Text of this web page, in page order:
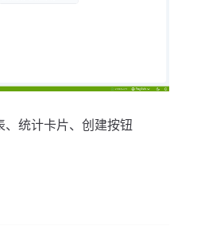
统计卡片、创建按钮